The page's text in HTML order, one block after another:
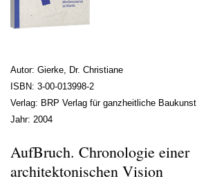
Autor: Gierke, Dr. Christiane
ISBN: 3-00-013998-2
Verlag: BRP Verlag für ganzheitliche Baukunst
Jahr: 2004
AufBruch. Chronologie einer
architektonischen Vision